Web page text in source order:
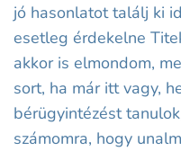
jó hasonlatot találj ki
esetleg érdekelne
akkor is elmondom,
sort, ha már itt vagy,
bérügyintézést
számomra, hogy